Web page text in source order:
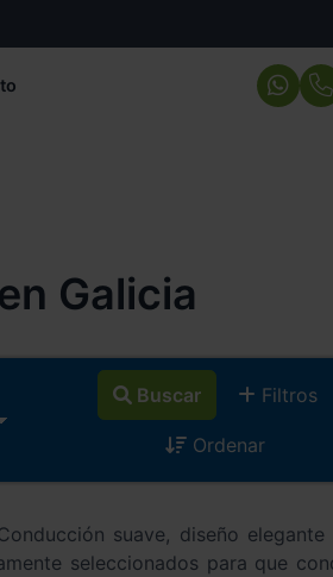
Galicia
Buscar Filtros
Ordenar
suave, diseño elegante
seleccionados para que